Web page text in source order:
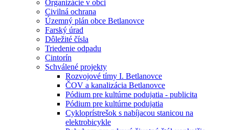
Organizácie v obci
Civilná ochrana
Územný plán obce Betlanovce
Farský úrad
Dôležité čísla
Triedenie odpadu
Cintorín
Schválené projekty
Rozvojové tímy I. Betlanovce
ČOV a kanalizácia Betlanovce
Pódium pre kultúrne podujatia - publicita
Pódium pre kultúrne podujatia
Cykloprístrešok s nabíjacou stanicou na
elektrobicykle